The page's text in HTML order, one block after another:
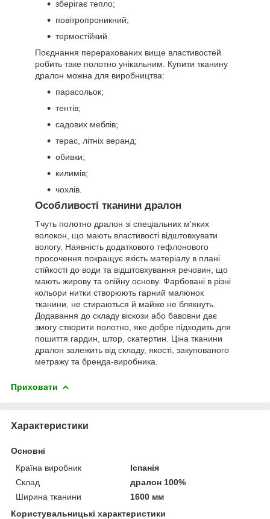
зберігає тепло;
повітропроникний;
термостійкий.
Поєднання перерахованих вище властивостей
робить таке полотно унікальним. Купити тканину
дралон можна для виробництва:
парасольок;
тентів;
садових меблів;
терас, літніх веранд;
обивки;
килимів;
чохлів.
Особливості тканини дралон
Тчуть полотно дралон зі спеціальних м'яких
волокон, що мають властивості відштовхувати
вологу. Наявність додаткового тефлонового
просочення покращує якість матеріалу в плані
стійкості до води та відштовхування речовин, що
мають жирову та олійну основу. Фарбовані в різні
кольори нитки створюють гарний малюнок
тканини, не стираються й майже не блякнуть.
Додавання до складу віскози або бавовни дає
змогу створити полотно, яке добре підходить для
пошиття гардин, штор, скатертин. Ціна тканини
дралон залежить від складу, якості, закупованого
метражу та бренда-виробника.
Приховати
Характеристики
Основні
Країна виробник
Іспанія
Склад
дралон 100%
Ширина тканини
1600 мм
Користувальницькі характеристики